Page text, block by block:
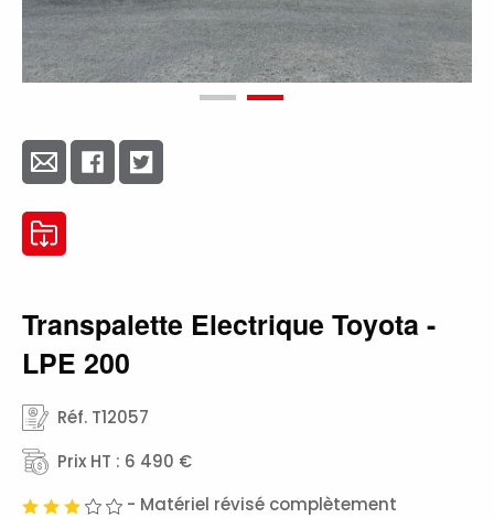
Transpalette Electrique Toyota -
LPE 200
Réf. T12057
Prix HT : 6 490 €
- Matériel révisé complètement